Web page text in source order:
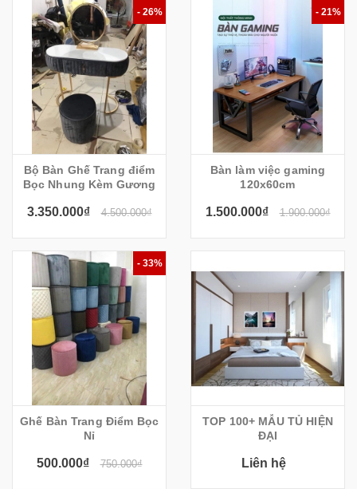
- 26%
Bộ Bàn Ghế Trang điểm
Bọc Nhung Kèm Gương
3.350.000₫ 4.500.000₫
- 21%
Bàn làm việc gaming
120x60cm
1.500.000₫ 1.900.000₫
- 33%
Ghế Bàn Trang Điểm Bọc
Nỉ
500.000₫ 750.000₫
TOP 100+ MẪU TỦ HIỆN
ĐẠI
Liên hệ